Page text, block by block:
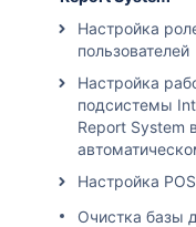
Настройка
пользователей
Настройка
подсистемы
Report System в
Настройка
Очистка базы